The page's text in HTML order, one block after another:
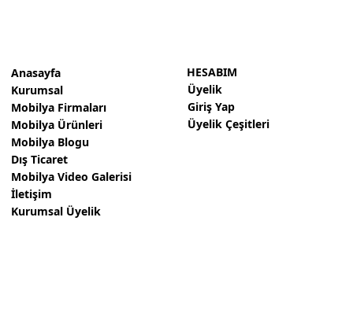
Anasayfa
Kurumsal
Mobilya Firmaları
Mobilya Ürünleri
Mobilya Blogu
Dış Ticaret
Mobilya Video Galerisi
İletişim
Kurumsal Üyelik
HESABIM
Üyelik
Giriş Yap
Üyelik Çeşitleri